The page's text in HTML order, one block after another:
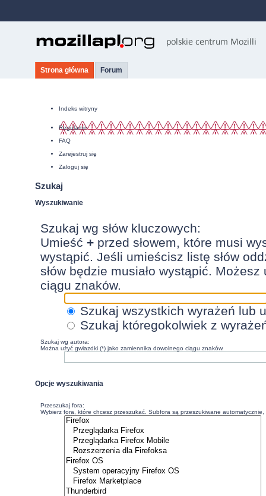
Strona główna Forum
Indeks witryny
Regulamin
FAQ
Zarejestruj się
Zaloguj się
Szukaj
Wyszukiwanie
Szukaj wg słów kluczowych:
Umieść+ przed słowem, które musi
wystąpić. Jeśli umieścisz listę słów
słów będzie musiało wystąpić.
ciągu znaków.
Szukaj wszystkich wyrażeń lub
Szukaj któregokolwiek z
Szukaj wg autora:
Można użyć gwiazdki (*) jako zamiennika dowolnego ciągu znaków.
Opcje wyszukiwania
Przeszukaj fora:
Wybierz fora, które chcesz przeszukać. Subfora są przeszukiwane